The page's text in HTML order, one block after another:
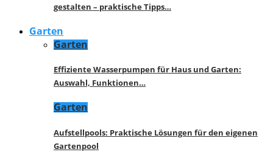
gestalten – praktische Tipps…
Garten
Garten
Effiziente Wasserpumpen für Haus und Garten:
Auswahl, Funktionen…
Garten
Aufstellpools: Praktische Lösungen für den eigenen
Gartenpool